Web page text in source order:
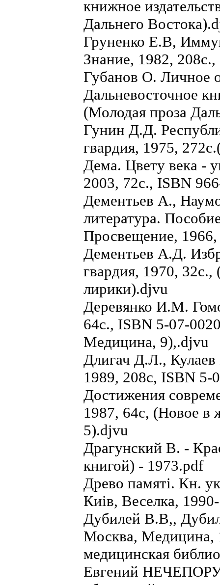
книжное
Дальнего
Груненко Е.В,
Знание, 1982,
Губанов О. Личное
Дальневосточное
(Молодая проза
Гунин Д.Д.
гвардия, 1975,
Дема. Цвету века -
2003, 72с., ISBN
Дементьев А.,
литература.
Просвещение,
Дементьев А.Д.
гвардия, 1970, 32с.,
лирики).djvu
Деревянко И.М.
64с., ISBN 5-07-
Медицина, 9),.djvu
Длигач Д.Л.,
1989, 208с, ISBN 5-
Достижения
1987, 64с, (Новое в
5).djvu
Драгунский В. -
книгой) - 1973.pdf
Древо памятi. Кн.
Киiв, Веселка,
Дубилей В.В,,
Москва, Медицина,
медицинская
Евгений